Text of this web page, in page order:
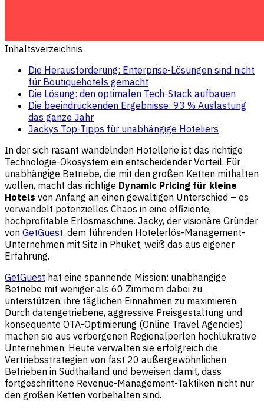
Inhaltsverzeichnis
Die Herausforderung: Enterprise-Lösungen sind nicht
für Boutiquehotels gemacht
Die Lösung: den optimalen Tech-Stack aufbauen
Die beeindruckenden Ergebnisse: 93 % Auslastung
das ganze Jahr
Jackys Top-Tipps für unabhängige Hoteliers
In der sich rasant wandelnden Hotellerie ist das richtige
Technologie-Ökosystem ein entscheidender Vorteil. Für
unabhängige Betriebe, die mit den großen Ketten mithalten
wollen, macht das richtige Dynamic Pricing für kleine
Hotels von Anfang an einen gewaltigen Unterschied – es
verwandelt potenzielles Chaos in eine effiziente,
hochprofitable Erlösmaschine. Jacky, der visionäre Gründer
von GetGuest, dem führenden Hotelerlös-Management-
Unternehmen mit Sitz in Phuket, weiß das aus eigener
Erfahrung.
GetGuest hat eine spannende Mission: unabhängige
Betriebe mit weniger als 60 Zimmern dabei zu
unterstützen, ihre täglichen Einnahmen zu maximieren.
Durch datengetriebene, aggressive Preisgestaltung und
konsequente OTA-Optimierung (Online Travel Agencies)
machen sie aus verborgenen Regionalperlen hochlukrative
Unternehmen. Heute verwalten sie erfolgreich die
Vertriebsstrategien von fast 20 außergewöhnlichen
Betrieben in Südthailand und beweisen damit, dass
fortgeschrittene Revenue-Management-Taktiken nicht nur
den großen Ketten vorbehalten sind.